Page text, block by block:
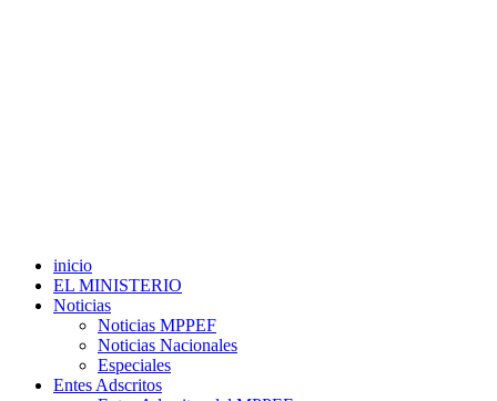
inicio
EL MINISTERIO
Noticias
Noticias MPPEF
Noticias Nacionales
Especiales
Entes Adscritos